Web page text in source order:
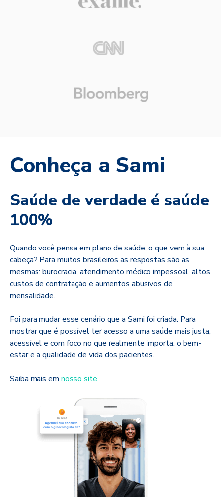
Conheça a Sami
Saúde de verdade é saúde
100%
Quando você pensa em plano de saúde, o que vem à sua
cabeça? Para muitos brasileiros as respostas são as
mesmas: burocracia, atendimento médico impessoal, altos
custos de contratação e aumentos abusivos de
mensalidade.
Foi para mudar esse cenário que a Sami foi criada. Para
mostrar que é possível ter acesso a uma saúde mais justa,
acessível e com foco no que realmente importa: o bem-
estar e a qualidade de vida dos pacientes.
Saiba mais em nosso site.